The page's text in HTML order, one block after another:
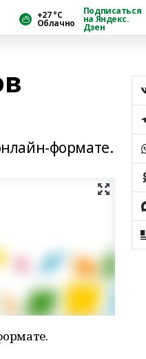
+27 °С
Облачно
Подписаться
на Яндекс.
Дзен
формате.